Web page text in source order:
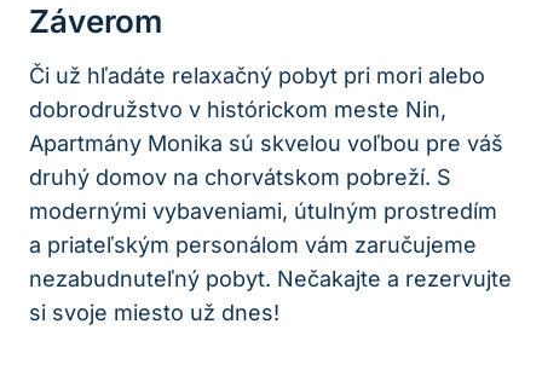
Záverom
Či už hľadáte relaxačný pobyt pri mori alebo
dobrodružstvo v histórickom meste Nin,
Apartmány Monika sú skvelou voľbou pre váš
druhý domov na chorvátskom pobreží. S
modernými vybaveniami, útulným prostredím
a priateľským personálom vám zaručujeme
nezabudnuteľný pobyt. Nečakajte a rezervujte
si svoje miesto už dnes!